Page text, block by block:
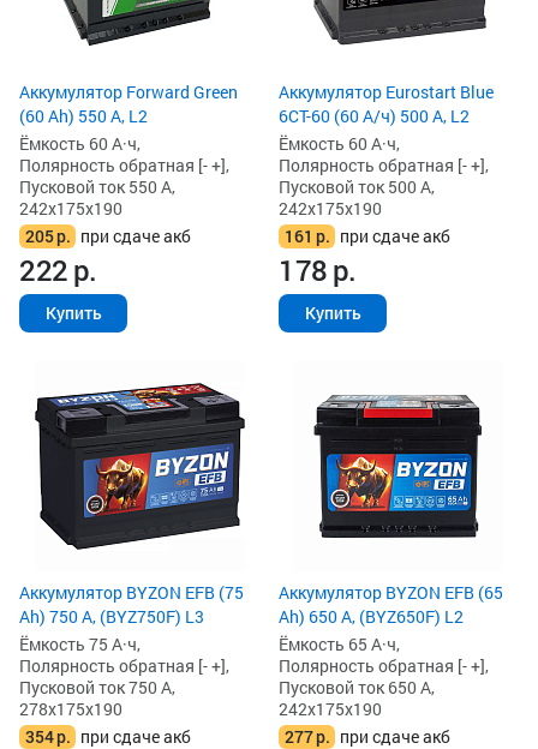
Аккумулятор Forward Green
(60 Ah) 550 А, L2
Ёмкость 60 А·ч,
Полярность обратная [- +],
Пусковой ток 550 А,
242x175x190
205р. при сдаче акб
222р.
Купить
Аккумулятор Eurostart Blue
6CT-60 (60 А/ч) 500 А, L2
Ёмкость 60 А·ч,
Полярность обратная [- +],
Пусковой ток 500 А,
242x175x190
161 р. при сдаче акб
178р.
Купить
Аккумулятор BYZON EFB (75
Ah) 750 А, (BYZ750F) L3
Ёмкость 75 А·ч,
Полярность обратная [- +],
Пусковой ток 750 А,
278x175x190
354р. при сдаче акб
Аккумулятор BYZON EFB (65
Ah) 650 А, (BYZ650F) L2
Ёмкость 65 А·ч,
Полярность обратная [- +],
Пусковой ток 650 А,
242x175x190
277р. при сдаче акб